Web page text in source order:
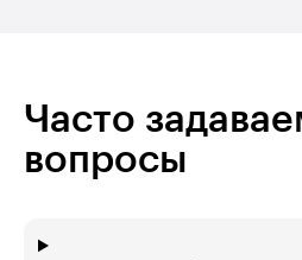
Часто
вопросы